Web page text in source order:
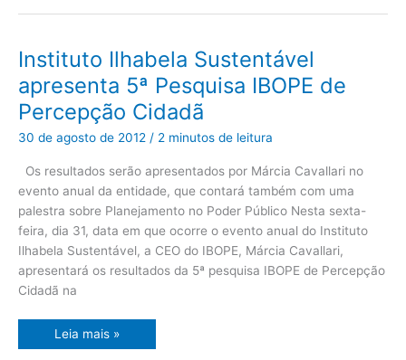
Instituto Ilhabela Sustentável
apresenta 5ª Pesquisa IBOPE de
Percepção Cidadã
30 de agosto de 2012 / 2 minutos de leitura
Os resultados serão apresentados por Márcia Cavallari no
evento anual da entidade, que contará também com uma
palestra sobre Planejamento no Poder Público Nesta sexta-
feira, dia 31, data em que ocorre o evento anual do Instituto
Ilhabela Sustentável, a CEO do IBOPE, Márcia Cavallari,
apresentará os resultados da 5ª pesquisa IBOPE de Percepção
Cidadã na
Instituto
Ilhabela
apresenta
5ª
Pesquisa
IBOPE
de
Percepção
Leia mais »